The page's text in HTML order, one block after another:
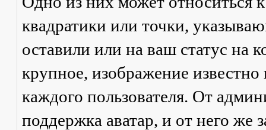
квадратики или точки,
оставили или на ваш статус на
крупное, изображение
каждого пользователя. От
поддержка аватар, и от него же